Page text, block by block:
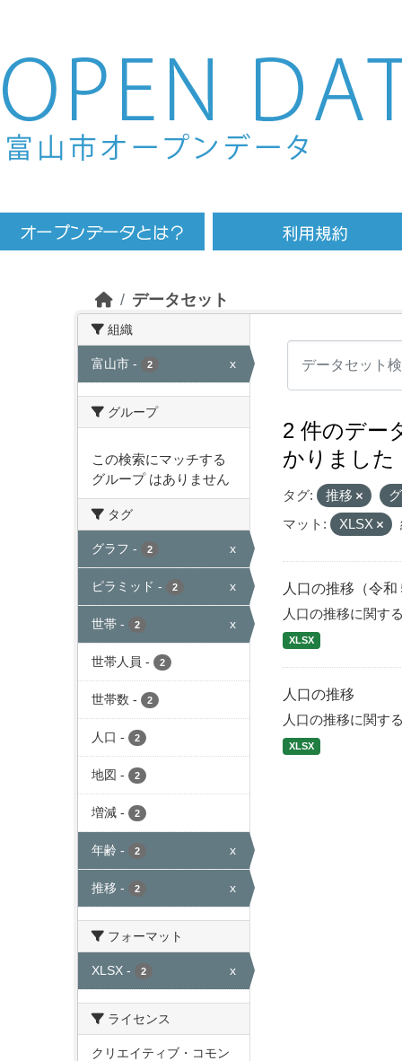
Skip to main content
データセット
組織
富山市 - 2 x
グループ
この検索にマッチする
グループ はありません
タグ
グラフ - 2 x
ピラミッド - 2 x
世帯 - 2 x
世帯人員 - 2
世帯数 - 2
人口 - 2
地図 - 2
増減 - 2
年齢 - 2 x
推移 - 2 x
フォーマット
XLSX - 2 x
ライセンス
クリエイティブ・コモン
2 件のデー
かりました
タグ: 推移
マット:
XLSX
人口の推移（令和
人口の推移に関す
XLSX
人口の推移
人口の推移に関す
XLSX